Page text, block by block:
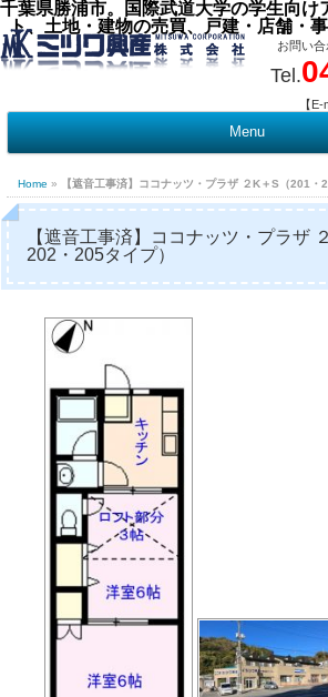
千葉県勝浦市。国際武道大学の学生向け
ト、土地・建物の売買、戸建・店舗・
お問い
Tel.
【
【営業時間】09:00
Menu
Home » 【遮音工事済】ココナッツ・プラザ ２K＋S（201
【遮音工事済】ココナッツ・プラザ
202・205タイプ）